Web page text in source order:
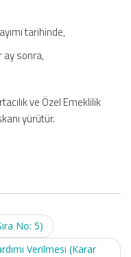
tarihinde,
ay sonra,
ve Özel Emeklilik
yürütür.
No: 5)
Verilmesi (Karar